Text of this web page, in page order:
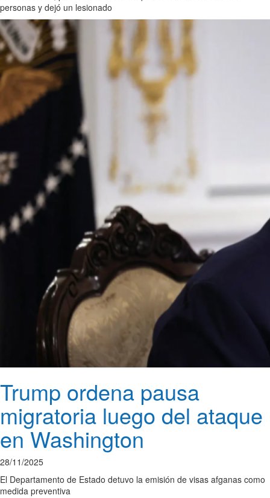
personas y dejó un lesionado
Trump ordena pausa
migratoria luego del ataque
en Washington
28/11/2025
El Departamento de Estado detuvo la emisión de visas afganas como
medida preventiva